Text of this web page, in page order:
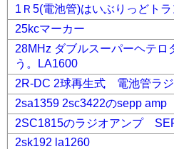
1Ｒ5(電池管)はいぶりっどト
25kcマーカー
28MHz ダブルスーパーヘテロ
う。LA1600
2R-DC 2球再生式 電池管ラ
2sa1359 2sc3422のsepp amp
2SC1815のラジオアンプ
2sk192 la1260